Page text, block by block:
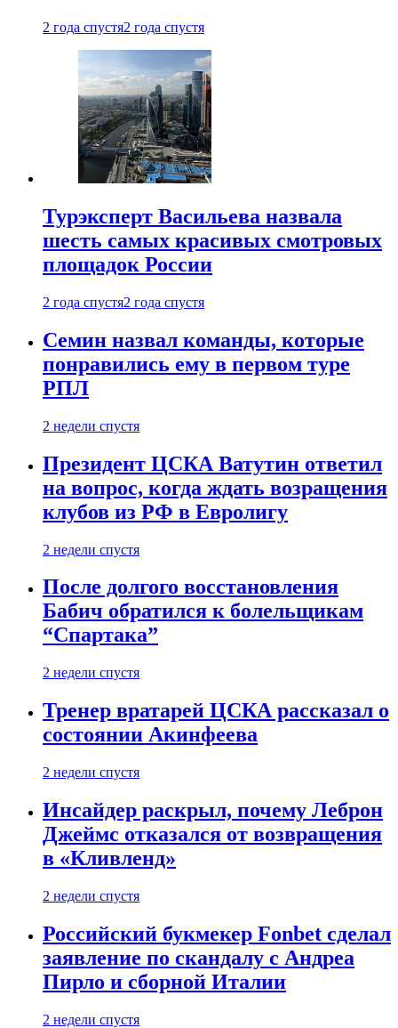
2 года спустя2 года спустя
Турэксперт Васильева назвала
шесть самых красивых смотровых
площадок России
2 года спустя2 года спустя
Семин назвал команды, которые
понравились ему в первом туре
РПЛ
2 недели спустя
Президент ЦСКА Ватутин ответил
на вопрос, когда ждать возращения
клубов из РФ в Евролигу
2 недели спустя
После долгого восстановления
Бабич обратился к болельщикам
“Спартака”
2 недели спустя
Тренер вратарей ЦСКА рассказал о
состоянии Акинфеева
2 недели спустя
Инсайдер раскрыл, почему Леброн
Джеймс отказался от возвращения
в «Кливленд»
2 недели спустя
Российский букмекер Fonbet сделал
заявление по скандалу с Андреа
Пирло и сборной Италии
2 недели спустя